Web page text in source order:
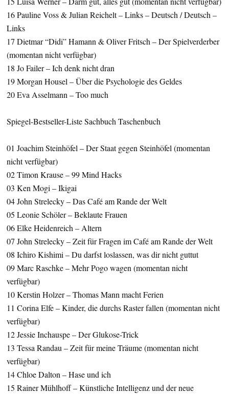
16 Pauline Voss & Julian Reichelt – Links – Deutsch / Deutsch –
Links
17 Dietmar “Didi” Hamann & Oliver Fritsch – Der Spielverderber
(momentan nicht verfügbar)
18 Jo Failer – Ich denk nicht dran
19 Morgan Housel – Über die Psychologie des Geldes
20 Eva Asselmann – Too much
Spiegel-Bestseller-Liste Sachbuch Taschenbuch
01 Joachim Steinhöfel – Der Staat gegen Steinhöfel (momentan
nicht verfügbar)
02 Timon Krause – 99 Mind Hacks
03 Ken Mogi – Ikigai
04 John Strelecky – Das Café am Rande der Welt
05 Leonie Schöler – Beklaute Frauen
06 Elke Heidenreich – Altern
07 John Strelecky – Zeit für Fragen im Café am Rande der Welt
08 Ichiro Kishimi – Du darfst loslassen, was dir nicht guttut
09 Marc Raschke – Mehr Pogo wagen (momentan nicht
verfügbar)
10 Kerstin Holzer – Thomas Mann macht Ferien
11 Corina Elfe – Kinder, die durchs Raster fallen (momentan nicht
verfügbar)
12 Jessie Inchauspe – Der Glukose-Trick
13 Tessa Randau – Zeit für meine Träume (momentan nicht
verfügbar)
14 Chloe Dalton – Hase und ich
15 Rainer Mühlhoff – Künstliche Intelligenz und der neue